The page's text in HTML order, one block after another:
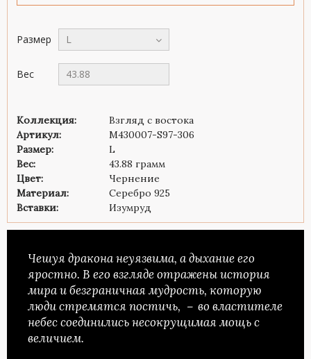
Размер L
Вес 43.88
Коллекция:
Взгляд с востока
Артикул:
M430007-S97-306
Размер:
L
Вес:
43.88 грамм
Цвет:
Чернение
Материал:
Серебро 925
Вставки:
Изумруд
Чешуя дракона неуязвима, а дыхание его
яростно. В его взгляде отражены история
мира и безграничная мудрость, которую
люди стремятся постичь, － во властителе
небес соединились несокрущимая мощь с
величием.